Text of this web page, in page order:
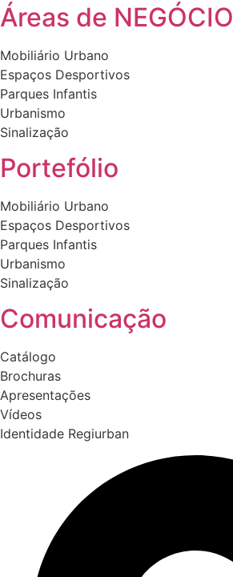
Áreas de NEGÓCIO
Mobiliário Urbano
Espaços Desportivos
Parques Infantis
Urbanismo
Sinalização
Portefólio
Mobiliário Urbano
Espaços Desportivos
Parques Infantis
Urbanismo
Sinalização
Comunicação
Catálogo
Brochuras
Apresentações
Vídeos
Identidade Regiurban